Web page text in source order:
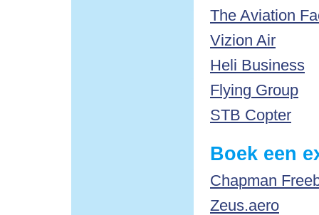
The Aviation
Vizion Air
Heli Business
Flying Group
STB Copter
Boek een
Chapman
Zeus.aero